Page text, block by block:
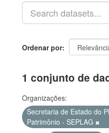
Ordenar por
1 conjunto de
Organizações:
Secretaria de Estado do
Patrimônio - SEPLAG